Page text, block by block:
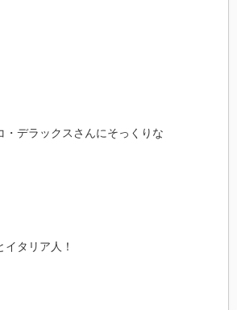
・デラックスさんにそっくりな
タリア人！